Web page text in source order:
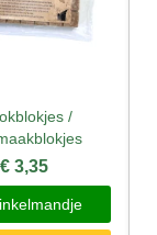
/
€ 3,35